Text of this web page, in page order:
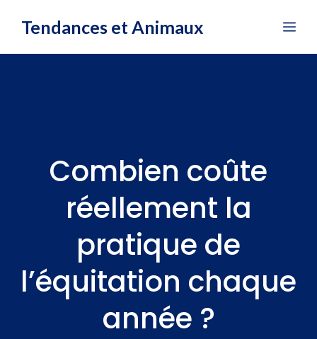
Tendances et Animaux
Combien coûte
réellement la
pratique de
l’équitation chaque
année ?